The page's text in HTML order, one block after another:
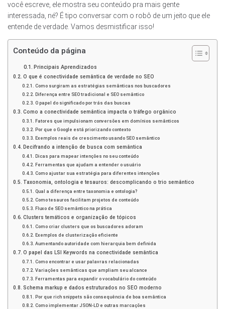
você escreve, ele mostra seu conteúdo pra mais gente
interessada, né? É tipo conversar com o robô de um jeito que ele
entende de verdade. Vamos desmistificar isso!
Conteúdo da página
Principais Aprendizados
O que é conectividade semântica de verdade no SEO
Como surgiram as estratégias semânticas nos buscadores
Diferença entre SEO tradicional e SEO semântico
O papel do significado por trás das buscas
Como a conectividade semântica impacta o tráfego orgânico
Fatores que impulsionam conversões em domínios semânticos
Por que o Google está priorizando contexto
Exemplos reais de crescimento usando SEO semântico
Decifrando a intenção de busca com semântica
Dicas para mapear intenções no seu conteúdo
Ferramentas que ajudam a entender o usuário
Como ajustar sua estratégia para diferentes intenções
Taxonomia, ontologia e tesauros: descomplicando o trio semântico
Qual a diferença entre taxonomia e ontologia?
Como tesauros facilitam projetos de conteúdo
Fluxo de SEO semântico na prática
Clusters temáticos e organização de tópicos
Como criar clusters que os buscadores adoram
Exemplos de clusterização eficiente
Aumentando autoridade com hierarquia bem definida
O papel das LSI Keywords na conectividade semântica
Como encontrar e usar palavras relacionadas
Variações semânticas que ampliam seu alcance
Ferramentas para expandir o vocabulário do conteúdo
Schema markup e dados estruturados no SEO moderno
Por que rich snippets são consequência de boa semântica
Como implementar JSON-LD e outras marcações